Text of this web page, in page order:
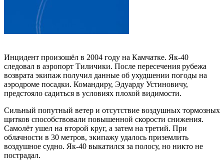
Инцидент произошёл в 2004 году на Камчатке. Як-40
следовал в аэропорт Тиличики. После пересечения рубежа
возврата экипаж получил данные об ухудшении погоды на
аэродроме посадки. Командиру, Эдуарду Устиновичу,
предстояло садиться в условиях плохой видимости.
Сильный попутный ветер и отсутствие воздушных тормозных
щитков способствовали повышенной скорости снижения.
Самолёт ушел на второй круг, а затем на третий. При
облачности в 30 метров, экипажу удалось приземлить
воздушное судно. Як-40 выкатился за полосу, но никто не
пострадал.